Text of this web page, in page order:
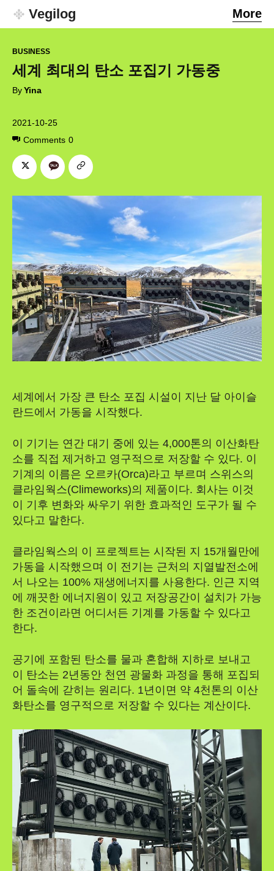
Vegilog More
2021-10-25
Comments 0
BUSINESS
세계 최대의 탄소 포집기 가동중
ByYina
세계에서 가장 큰 탄소 포집 시설이 지난 달 아이슬
란드에서 가동을 시작했다.
이 기기는 연간 대기 중에 있는 4,000톤의 이산화탄
소를 직접 제거하고 영구적으로 저장할 수 있다. 이
기계의 이름은 오르카(Orca)라고 부르며 스위스의
클라임웍스(Climeworks)의 제품이다. 회사는 이것
이 기후 변화와 싸우기 위한 효과적인 도구가 될 수
있다고 말한다.
클라임웍스의 이 프로젝트는 시작된 지 15개월만에
가동을 시작했으며 이 전기는 근처의 지열발전소에
서 나오는 100% 재생에너지를 사용한다. 인근 지역
에 깨끗한 에너지원이 있고 저장공간이 설치가 가능
한 조건이라면 어디서든 기계를 가동할 수 있다고
한다.
공기에 포함된 탄소를 물과 혼합해 지하로 보내고
이 탄소는 2년동안 천연 광물화 과정을 통해 포집되
어 돌속에 갇히는 원리다. 1년이면 약 4천톤의 이산
화탄소를 영구적으로 저장할 수 있다는 계산이다.